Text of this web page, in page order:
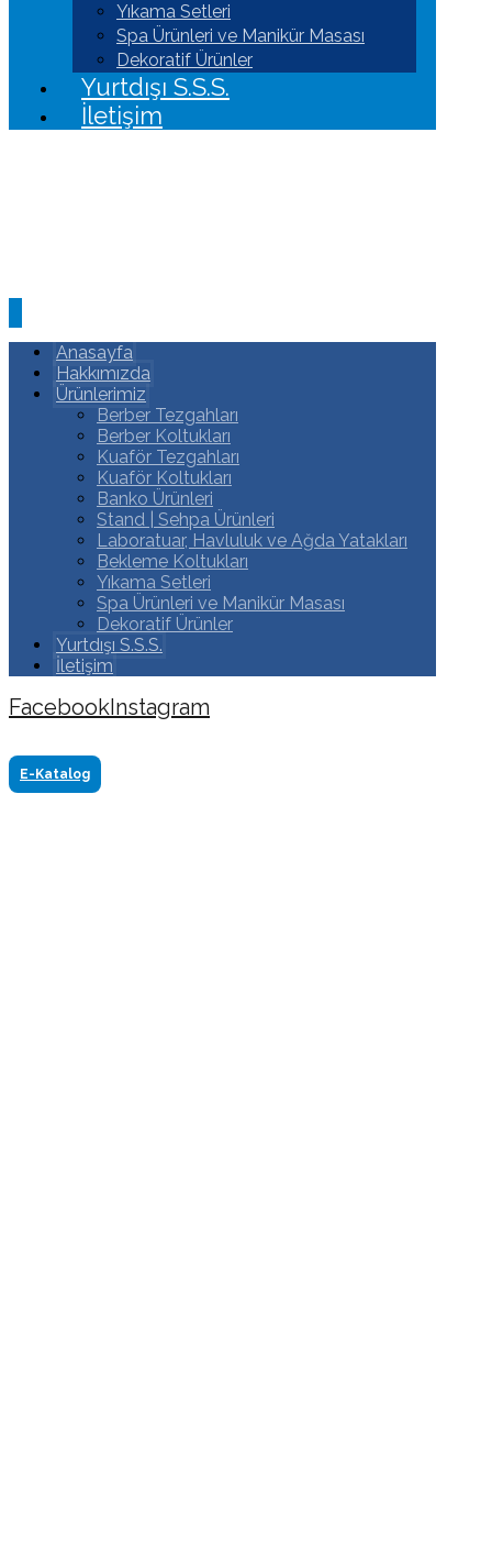
Yıkama Setleri
Spa Ürünleri ve Manikür Masası
Dekoratif Ürünler
Yurtdışı S.S.S.
İletişim
Anasayfa
Hakkımızda
Ürünlerimiz
Berber Tezgahları
Berber Koltukları
Kuaför Tezgahları
Kuaför Koltukları
Banko Ürünleri
Stand | Sehpa Ürünleri
Laboratuar, Havluluk ve Ağda Yatakları
Bekleme Koltukları
Yıkama Setleri
Spa Ürünleri ve Manikür Masası
Dekoratif Ürünler
Yurtdışı S.S.S.
İletişim
FacebookInstagram
www.akasyareklam.com
E-Katalog